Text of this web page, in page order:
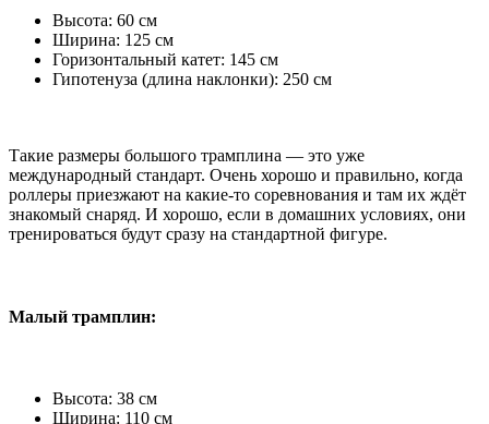
Высота: 60 см
Ширина: 125 см
Горизонтальный катет: 145 см
Гипотенуза (длина наклонки): 250 см
Такие размеры большого трамплина — это уже
международный стандарт. Очень хорошо и правильно, когда
роллеры приезжают на какие-то соревнования и там их ждёт
знакомый снаряд. И хорошо, если в домашних условиях, они
тренироваться будут сразу на стандартной фигуре.
Малый трамплин:
Высота: 38 см
Ширина: 110 см